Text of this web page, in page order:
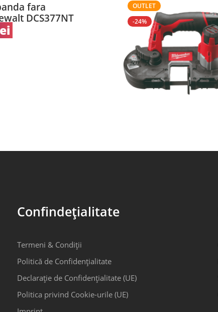
fara
DCS377NT
OUTLET
-24%
Confindețialitate
Termeni & Condiții
Politică de Confidențialitate
Declarație de Confidențialitate (UE)
Politica privind Cookie-urile (UE)